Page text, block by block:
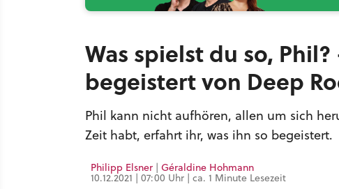
Was spielst du so,
begeistert von Deep
Phil kann nicht aufhören, allen um sich
Zeit habt, erfahrt ihr, was ihn so begeistert.
Philipp Elsner | Géraldine Hohmann
10.12.2021 | 07:00 Uhr | ca. 1 Minute Lesezeit